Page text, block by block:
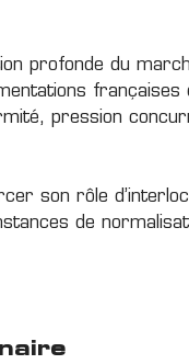
profonde du
françaises
pression
son rôle
de